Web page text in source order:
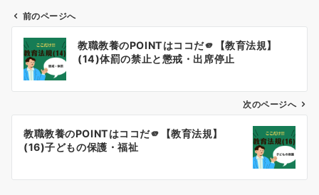
ビ
ン
前のページへ
教職教養のPOINTはココだ🫵【教育法規】
(14)体罰の禁止と懲戒・出席停止
次のページへ
教職教養のPOINTはココだ🫵【教育法規】
(16)子どもの保護・福祉